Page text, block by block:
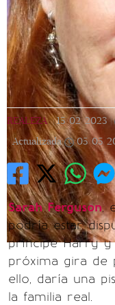
REALEZA | 15/02/2023 |
Actualizada
05/05/
Sarah Ferguson,
podría estar
príncipe Harry y
próxima gira de
ello, daría una
la familia real.